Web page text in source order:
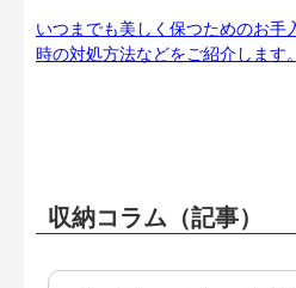
いつまでも美しく保つためのお手
時の対処方法などをご紹介します。
収納コラム（記事）